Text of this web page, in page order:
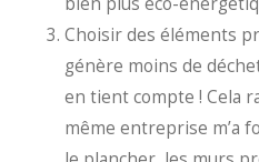
Choisir des éléments
génère moins de
en tient compte ! Cela
même entreprise m’a